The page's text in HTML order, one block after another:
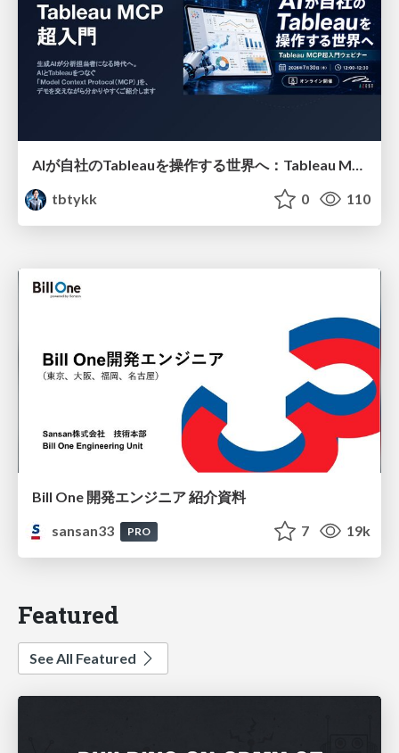
tbtykk
0 110
Bill One 開発エンジニア 紹介資料
sansan33
PRO 7 19k
Featured
See All Featured